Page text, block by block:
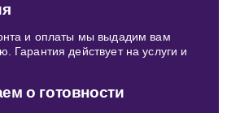
и оплаты мы выдадим вам
Гарантия действует на услуги и
о готовности